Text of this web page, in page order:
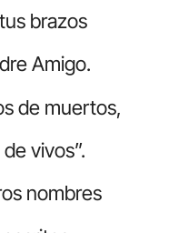
brazos
Amigo.
de muertos,
vivos”.
nombres